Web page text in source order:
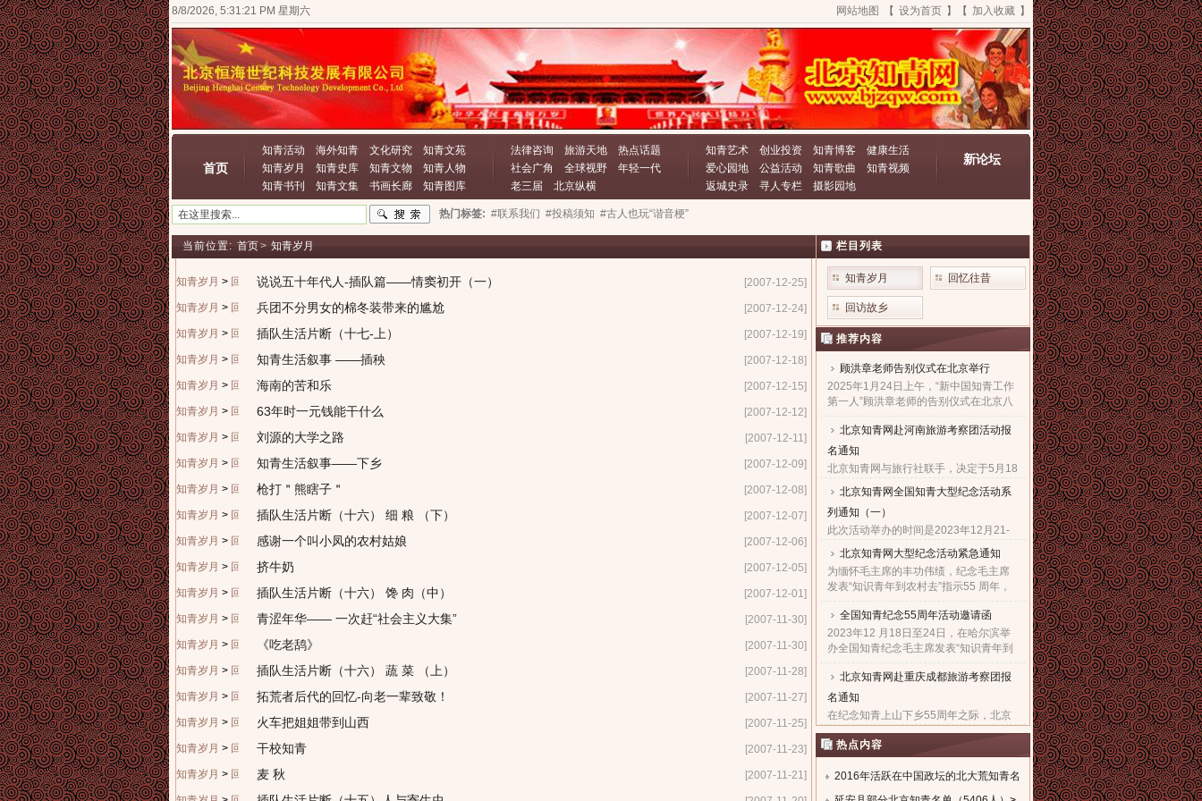
8/8/2026, 5:31:21 PM 星期六 网站地图 【 设为首页 】【 加入收藏 】
首页
知青活动 海外知青 文化研究
知青文苑
知青岁月
知青史库 知青文物
知青人物
知青书刊
知青文集 书画长廊 知青图库
法律咨询 旅游天地
热点话题
社会广角
全球视野
年轻一代
老三届
北京纵横
知青艺术 创业投资 知青博客
健康生活
爱心园地
公益活动 知青歌曲
知青视频
返城史录
寻人专栏 摄影园地
新论坛
热门标签: #联系我们 #投稿须知 #古人也玩“谐音梗”
当前位置: 首页> 知青岁月
知青岁月 > 回忆往昔说说五十年代人-插队篇——情窦初开（一）
[2007-12-25]
知青岁月 > 回忆往昔兵团不分男女的棉冬装带来的尴尬
[2007-12-24]
知青岁月 > 回忆往昔插队生活片断（十七-上）
[2007-12-19]
知青岁月 > 回忆往昔知青生活叙事 ——插秧
[2007-12-18]
知青岁月 > 回忆往昔海南的苦和乐
[2007-12-15]
知青岁月 > 回忆往昔63年时一元钱能干什么
[2007-12-12]
知青岁月 > 回忆往昔刘源的大学之路
[2007-12-11]
知青岁月 > 回忆往昔知青生活叙事——下乡
[2007-12-09]
知青岁月 > 回忆往昔枪打＂熊瞎子＂
[2007-12-08]
知青岁月 > 回忆往昔插队生活片断（十六） 细 粮 （下）
[2007-12-07]
知青岁月 > 回忆往昔感谢一个叫小凤的农村姑娘
[2007-12-06]
知青岁月 > 回忆往昔挤牛奶
[2007-12-05]
知青岁月 > 回忆往昔插队生活片断（十六） 馋 肉（中）
[2007-12-01]
知青岁月 > 回忆往昔青涩年华—— 一次赶“社会主义大集”
[2007-11-30]
知青岁月 > 回忆往昔《吃老鸹》
[2007-11-30]
知青岁月 > 回忆往昔插队生活片断（十六） 蔬 菜 （上）
[2007-11-28]
知青岁月 > 回忆往昔拓荒者后代的回忆-向老一辈致敬！
[2007-11-27]
知青岁月 > 回忆往昔火车把姐姐带到山西
[2007-11-25]
知青岁月 > 回忆往昔干校知青
[2007-11-23]
知青岁月 > 回忆往昔
麦 秋
[2007-11-21]
栏目列表
知青岁月 回忆往昔
回访故乡
推荐内容
顾洪章老师告别仪式在北京举行
2025年1月24日上午，“新中国知青工作
第一人”顾洪章老师的告别仪式在北京八
宝山革命公墓殡仪馆隆重举行。...
北京知青网赴河南旅游考察团活动报
名通知
北京知青网与旅行社联手，决定于5月18
日组织“赴河南旅游考察团”，热烈欢迎广
大知青朋友与亲朋好友们，都能一起来
参加这次极有意义的旅游考察活动。...
北京知青网全国知青大型纪念活动系
列通知（一）
此次活动举办的时间是2023年12月21-
28日。报名的截止日期是2023年12月5
日。因需提前订票，故望准备参加此次
活动的知青朋友一定要尽快抓紧时间报
名。...
北京知青网大型纪念活动紧急通知
为缅怀毛主席的丰功伟绩，纪念毛主席
发表“知识青年到农村去”指示55 周年，
北京知青网、北京知青文化研究会决定
于 2023年12 月21日至27日，在西安举
办隆重的知青纪念大型系......
全国知青纪念55周年活动邀请函
2023年12 月18日至24日，在哈尔滨举
办全国知青纪念毛主席发表“知识青年到
农村去”指示55周年暨毛主席诞辰130周
年大型系列活动，组委会热烈欢迎全国
知青及亲友们积极踊跃报......
北京知青网赴重庆成都旅游考察团报
名通知
在纪念知青上山下乡55周年之际，北京
知青网经与重庆成都知青组织商议决
定，在10月24日组织“赴重庆成都旅游考
察”活动。热烈欢迎知青朋友与所有亲朋
好友们一起来积极参加这......
热点内容
2016年活跃在中国政坛的北大荒知青名